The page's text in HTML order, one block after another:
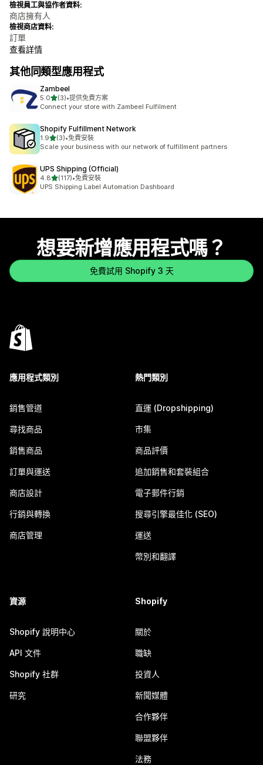
檢視員工與協作者資料:
商店擁有人
檢視商店資料:
訂單
查看詳情
其他同類型應用程式
Zambeel
5.0滿分 5 顆星
(3)
共有 3 則評價
•提供免費方案
Connect your store with Zambeel Fulfilment
Shopify Fulfillment Network
1.9滿分 5 顆星
(3)
共有 3 則評價
•免費安裝
Scale your business with our network of fulfillment partners
UPS Shipping (Official)
4.8滿分 5 顆星
(117)
共有 117 則評價
•免費安裝
UPS Shipping Label Automation Dashboard
想要新增應用程式嗎？
免費試用 Shopify 3 天
應用程式類別
銷售管道
尋找商品
銷售商品
訂單與運送
商店設計
行銷與轉換
商店管理
熱門類別
直運 (Dropshipping)
市集
商品評價
追加銷售和套裝組合
電子郵件行銷
搜尋引擎最佳化 (SEO)
運送
幣別和翻譯
資源
Shopify 說明中心
API 文件
Shopify 社群
研究
Shopify
關於
職缺
投資人
新聞媒體
合作夥伴
聯盟夥伴
法務